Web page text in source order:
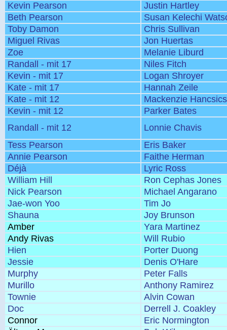
Kevin Pearson
Justin Hartley
Beth Pearson
Susan Kelechi
Toby Damon
Chris Sullivan
Miguel Rivas
Jon Huertas
Zoe
Melanie Liburd
Randall - mit 17
Niles Fitch
Kevin - mit 17
Logan Shroyer
Kate - mit 17
Hannah Zeile
Kate - mit 12
Mackenzie
Kevin - mit 12
Parker Bates
Randall - mit 12
Lonnie Chavis
Tess Pearson
Eris Baker
Annie Pearson
Faithe Herman
Déjà
Lyric Ross
William Hill
Ron Cephas Jones
Nick Pearson
Michael Angarano
Jae-won Yoo
Tim Jo
Shauna
Joy Brunson
Amber
Yara Martinez
Andy Rivas
Will Rubio
Hien
Porter Duong
Jessie
Denis O'Hare
Murphy
Peter Falls
Murillo
Anthony Ramirez
Townie
Alvin Cowan
Doc
Derrell J. Coakley
Connor
Eric Normington